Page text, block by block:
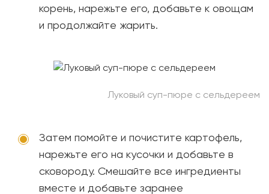
корень, нарежьте его, добавьте к овощам
и продолжайте жарить.
Луковый суп-пюре с сельдереем
Затем помойте и почистите картофель,
нарежьте его на кусочки и добавьте в
сковороду. Смешайте все ингредиенты
вместе и добавьте заранее